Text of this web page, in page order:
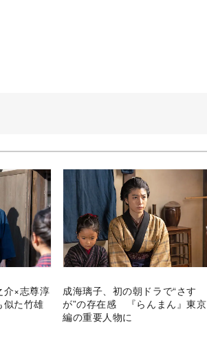
介×志尊淳
た竹雄
成海璃子、初の朝ドラで“さす
が”の存在感 『らんまん』東京
編の重要人物に